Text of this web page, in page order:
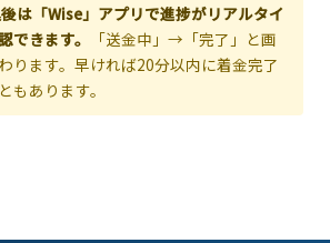
は「Wise」アプリで進捗がリアルタイ
できます。
「送金中」→「完了」と画
ります。早ければ20分以内に着金完了
もあります。